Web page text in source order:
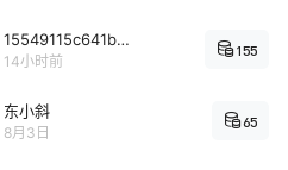
15549115c641bc6524e64d1d800349ec7396
14小时前
155
东小斜
8月3日
65